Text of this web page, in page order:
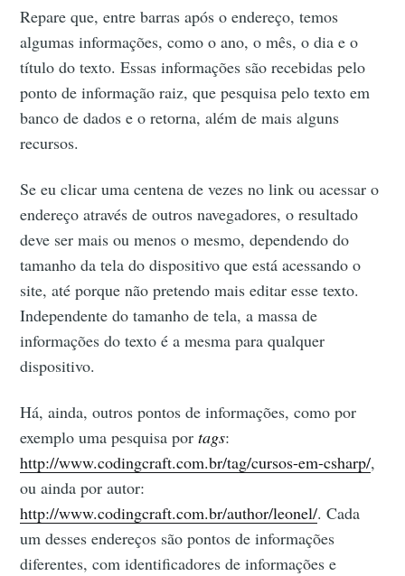
Repare que, entre barras após o endereço, temos
algumas informações, como o ano, o mês, o dia e o
título do texto. Essas informações são recebidas pelo
ponto de informação raiz, que pesquisa pelo texto em
banco de dados e o retorna, além de mais alguns
recursos.
Se eu clicar uma centena de vezes no link ou acessar o
endereço através de outros navegadores, o resultado
deve ser mais ou menos o mesmo, dependendo do
tamanho da tela do dispositivo que está acessando o
site, até porque não pretendo mais editar esse texto.
Independente do tamanho de tela, a massa de
informações do texto é a mesma para qualquer
dispositivo.
Há, ainda, outros pontos de informações, como por
exemplo uma pesquisa portags:
http://www.codingcraft.com.br/tag/cursos-em-csharp/,
ou ainda por autor:
http://www.codingcraft.com.br/author/leonel/. Cada
um desses endereços são pontos de informações
diferentes, com identificadores de informações e